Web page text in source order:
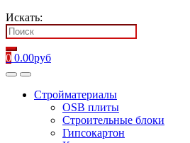
Искать:
0 0.00руб
Стройматериалы
OSB плиты
Строительные блоки
Гипсокартон